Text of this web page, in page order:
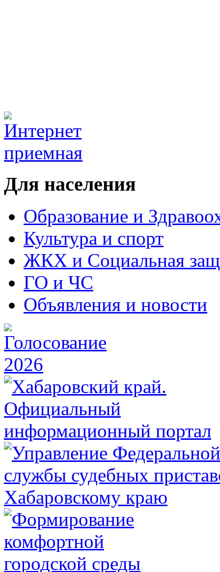
Для населения
Образование и
Культура и спорт
ЖКХ и Социальная
ГО и ЧС
Объявления и новости